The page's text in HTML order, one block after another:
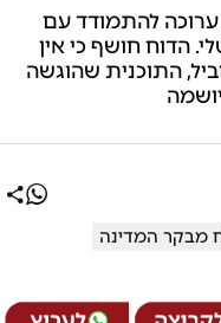
ערוכה להתמודד עם
הדוח חושף כי אין
התוכנית שהוגשה
מבקר המדינה